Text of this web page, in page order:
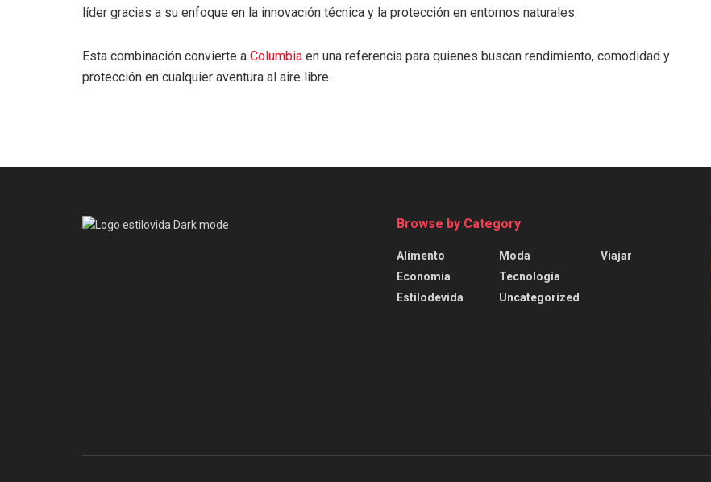
líder gracias a su enfoque en la innovación técnica y la protección en entornos naturales.
Esta combinación convierte a Columbia en una referencia para quienes buscan rendimiento, comodidad y
protección en cualquier aventura al aire libre.
Browse by Category
Alimento
Economía
Estilodevida
Moda
Tecnología
Uncategorized
Viajar